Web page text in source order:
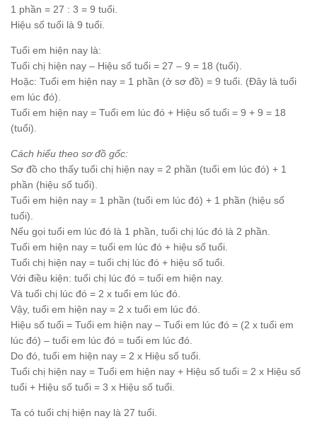
1 phần = 27 : 3 = 9 tuổi.
Hiệu số tuổi là 9 tuổi.
Tuổi em hiện nay là:
Tuổi chị hiện nay – Hiệu số tuổi = 27 – 9 = 18 (tuổi).
Hoặc: Tuổi em hiện nay = 1 phần (ở sơ đồ) = 9 tuổi. (Đây là tuổi
em lúc đó).
Tuổi em hiện nay = Tuổi em lúc đó + Hiệu số tuổi = 9 + 9 = 18
(tuổi).
Cách hiểu theo sơ đồ gốc:
Sơ đồ cho thấy tuổi chị hiện nay = 2 phần (tuổi em lúc đó) + 1
phần (hiệu số tuổi).
Tuổi em hiện nay = 1 phần (tuổi em lúc đó) + 1 phần (hiệu số
tuổi).
Nếu gọi tuổi em lúc đó là 1 phần, tuổi chị lúc đó là 2 phần.
Tuổi em hiện nay = tuổi em lúc đó + hiệu số tuổi.
Tuổi chị hiện nay = tuổi chị lúc đó + hiệu số tuổi.
Với điều kiện: tuổi chị lúc đó = tuổi em hiện nay.
Và tuổi chị lúc đó = 2 x tuổi em lúc đó.
Vậy, tuổi em hiện nay = 2 x tuổi em lúc đó.
Hiệu số tuổi = Tuổi em hiện nay – Tuổi em lúc đó = (2 x tuổi em
lúc đó) – tuổi em lúc đó = tuổi em lúc đó.
Do đó, tuổi em hiện nay = 2 x Hiệu số tuổi.
Tuổi chị hiện nay = Tuổi em hiện nay + Hiệu số tuổi = 2 x Hiệu số
tuổi + Hiệu số tuổi = 3 x Hiệu số tuổi.
Ta có tuổi chị hiện nay là 27 tuổi.